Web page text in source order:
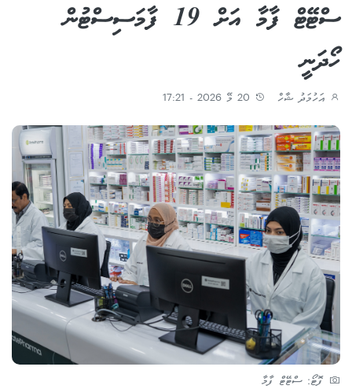
ސްޓޭޓް ފާމާ އަށް 19 ފާމަސިސްޓުން
ހޯދަނީ
އަހުމަދު ޝާހް
ފޮޓޯ: ސްޓޭޓް ފާމާ